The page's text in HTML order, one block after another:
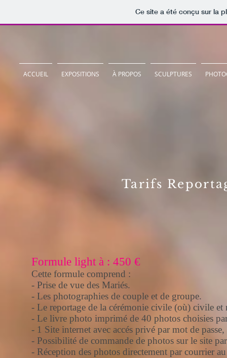
Ce site a été conçu sur la
ACCUEIL EXPOSITIONS À PROPOS SCULPTURES
Tarifs
Formule light à : 450 €
Cette formule comprend :
- Prise de vue des Mariés.
- Les photographies de couple et de groupe.
- Le reportage de la cérémonie civile (où) civile et
- Le livre photo imprimé de 40 photos choisies
- 1 Site internet avec accés privé par mot de
- Possibilité de commande de photos sur le site
- Réception des photos directement par courrier